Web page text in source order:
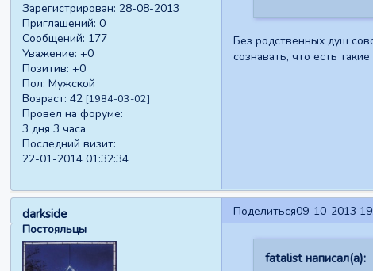
Зарегистрирован: 28-08-2013
Приглашений: 0
Сообщений: 177
Уважение: +0
Позитив: +0
Пол: Мужской
Возраст: 42 [1984-03-02]
Провел на форуме:
3 дня 3 часа
Последний визит:
22-01-2014 01:32:34
Без родственных душ
сознавать, что есть такие
Поделиться09-10-2013
darkside
Постояльцы
fatalist написал(а):